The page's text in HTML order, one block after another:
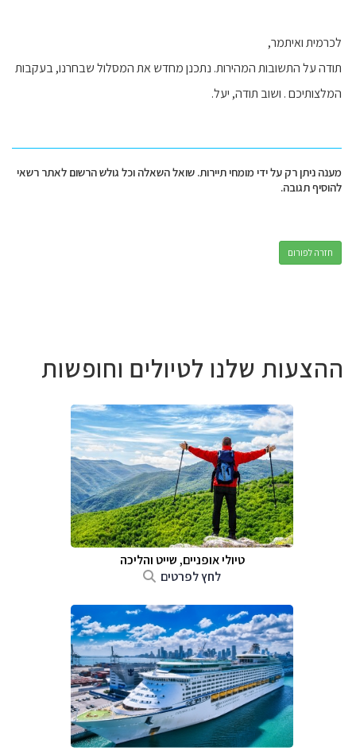
לכרמית ואיתמר,
תודה על התשובות המהירות. נתכנן מחדש את המסלול שבחרנו, בעקבות
המלצותיכם . ושוב תודה, יעל.
מענה ניתן רק על ידי מומחי תיירות. שואל השאלה וכל גולש הרשום לאתר רשאי
להוסיף תגובה.
חזרה לפורום
ההצעות שלנו לטיולים וחופשות
טיולי אופניים, שייט והליכה
לחץ לפרטים